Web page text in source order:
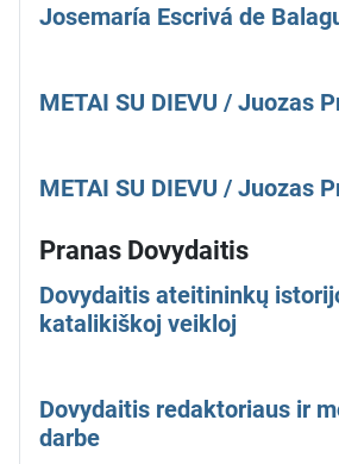
Josemaría Escrivá de
METAI SU DIEVU / Juozas
METAI SU DIEVU / Juozas
Pranas Dovydaitis
Dovydaitis ateitininkų
katalikiškoj veikloj
Dovydaitis redaktoriaus ir
darbe